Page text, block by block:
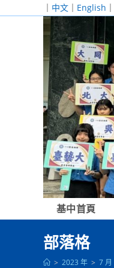
｜ 中文 ｜ English ｜
基中首頁
部落格
> 2023 年 > 7 月